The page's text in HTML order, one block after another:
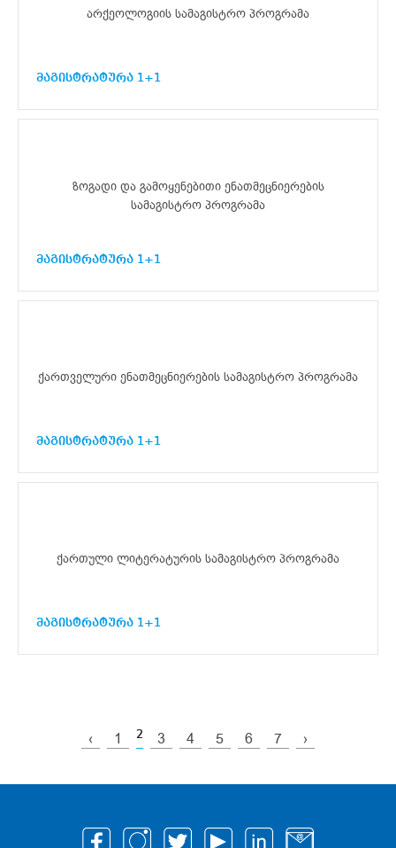
არქეოლოგიის სამაგისტრო პროგრამა
მაგისტრატურა 1+1
ზოგადი და გამოყენებითი ენათმეცნიერების
სამაგისტრო პროგრამა
მაგისტრატურა 1+1
ქართველური ენათმეცნიერების სამაგისტრო პროგრამა
მაგისტრატურა 1+1
ქართული ლიტერატურის სამაგისტრო პროგრამა
მაგისტრატურა 1+1
‹ 1 2 3 4 5 6 7 ›